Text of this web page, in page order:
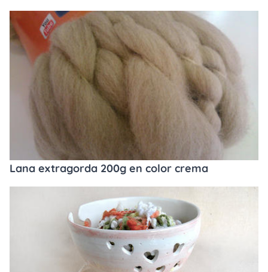
Lana extragorda 200g en color crema